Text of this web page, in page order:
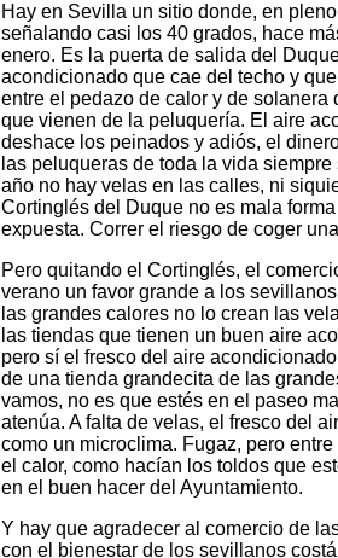
Hay en Sevilla un sitio donde, en
señalando casi los 40 grados, hace
enero. Es la puerta de salida del
acondicionado que cae del techo y
entre el pedazo de calor y de
que vienen de la peluquería. El aire
deshace los peinados y adiós, el
las peluqueras de toda la vida
año no hay velas en las calles, ni
Cortinglés del Duque no es mala
expuesta. Correr el riesgo de coger
Pero quitando el Cortinglés, el
verano un favor grande a los
las grandes calores no lo crean las
las tiendas que tienen un buen aire
pero sí el fresco del aire
de una tienda grandecita de las
vamos, no es que estés en el paseo
atenúa. A falta de velas, el fresco del
como un microclima. Fugaz, pero
el calor, como hacían los toldos que
en el buen hacer del Ayuntamiento.
Y hay que agradecer al comercio de
con el bienestar de los sevillanos